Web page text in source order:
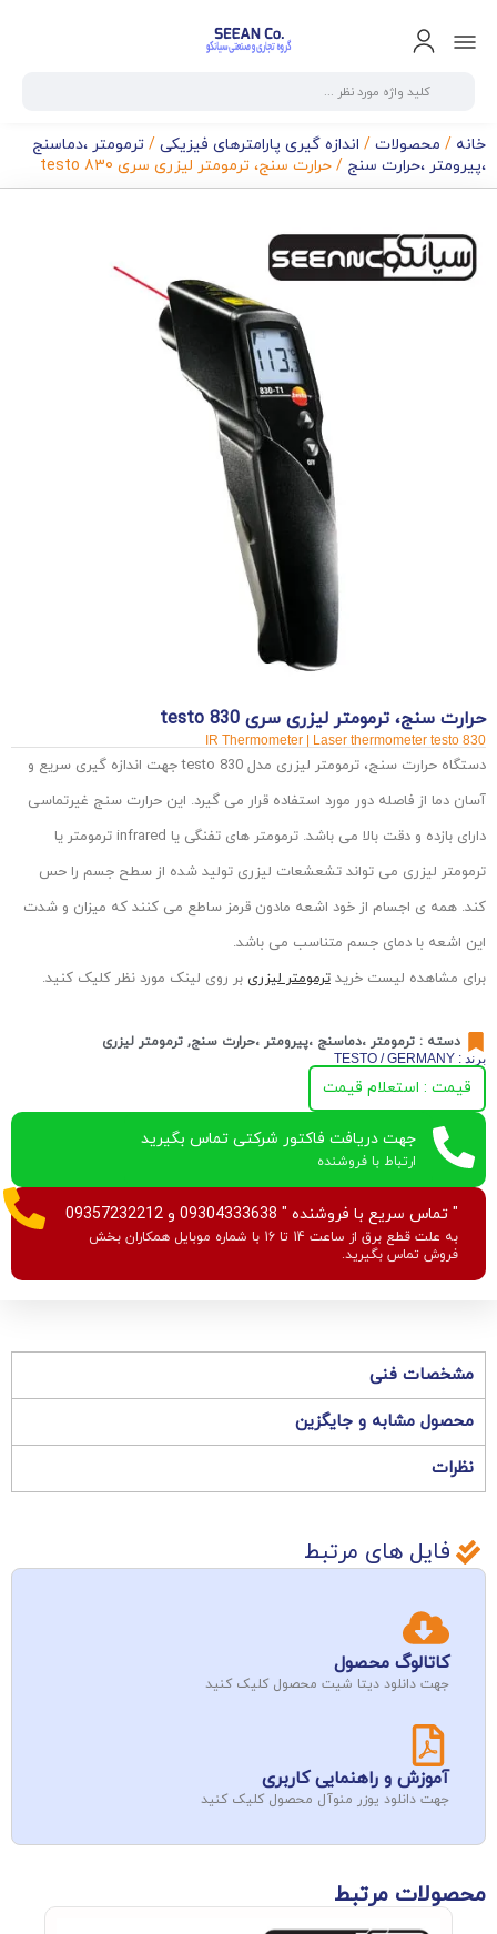
خانه / محصولات / اندازه گیری پارامترهای فیزیکی / ترمومتر ،دماسنج
،پیرومتر ،حرارت سنج / حرارت سنج، ترمومتر لیزری سری testo 830
حرارت سنج، ترمومتر لیزری سری testo 830
IR Thermometer | Laser thermometer testo 830
دستگاه حرارت سنج، ترمومتر لیزری مدل testo 830 جهت اندازه گیری سریع و
آسان دما از فاصله دور مورد استفاده قرار می گیرد. این حرارت سنج غیرتماسی
دارای بازده و دقت بالا می باشد. ترمومتر های تفنگی یا infrared ترمومتر یا
ترمومتر لیزری می تواند تشعشعات لیزری تولید شده از سطح جسم را حس
کند. همه ی اجسام از خود اشعه مادون قرمز ساطع می کنند که میزان و شدت
این اشعه با دمای جسم متناسب می باشد.
برای مشاهده لیست خرید ترمومتر لیزری بر روی لینک مورد نظر کلیک کنید.
دسته : ترمومتر ،دماسنج ،پیرومتر ،حرارت سنج, ترمومتر لیزری
برند : TESTO / GERMANY
قیمت : استعلام قیمت
جهت دریافت فاکتور شرکتی تماس بگیرید
ارتباط با فروشنده
" تماس سریع با فروشنده " 09304333638 و 09357232212
به علت قطع برق از ساعت 14 تا 16 با شماره موبایل همکاران بخش
فروش تماس بگیرید.
مشخصات فنی
محصول مشابه و جایگزین
نظرات
فایل های مرتبط
کاتالوگ محصول
جهت دانلود دیتا شیت محصول کلیک کنید
آموزش و راهنمایی کاربری
جهت دانلود یوزر منوآل محصول کلیک کنید
محصولات مرتبط